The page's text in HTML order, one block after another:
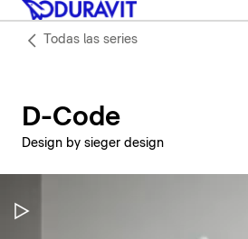
Todas las series
D-Code
Design by sieger design
Pausar vídeo